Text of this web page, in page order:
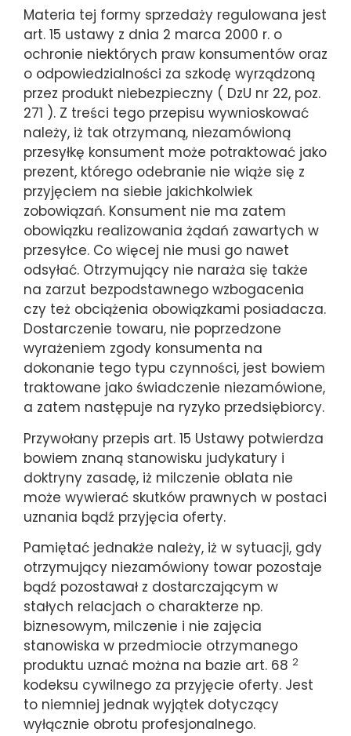
Materia tej formy sprzedaży regulowana jest
art. 15 ustawy z dnia 2 marca 2000 r. o
ochronie niektórych praw konsumentów oraz
o odpowiedzialności za szkodę wyrządzoną
przez produkt niebezpieczny ( DzU nr 22, poz.
271 ). Z treści tego przepisu wywnioskować
należy, iż tak otrzymaną, niezamówioną
przesyłkę konsument może potraktować jako
prezent, którego odebranie nie wiąże się z
przyjęciem na siebie jakichkolwiek
zobowiązań. Konsument nie ma zatem
obowiązku realizowania żądań zawartych w
przesyłce. Co więcej nie musi go nawet
odsyłać. Otrzymujący nie naraża się także
na zarzut bezpodstawnego wzbogacenia
czy też obciążenia obowiązkami posiadacza.
Dostarczenie towaru, nie poprzedzone
wyrażeniem zgody konsumenta na
dokonanie tego typu czynności, jest bowiem
traktowane jako świadczenie niezamówione,
a zatem następuje na ryzyko przedsiębiorcy.
Przywołany przepis art. 15 Ustawy potwierdza
bowiem znaną stanowisku judykatury i
doktryny zasadę, iż milczenie oblata nie
może wywierać skutków prawnych w postaci
uznania bądź przyjęcia oferty.
Pamiętać jednakże należy, iż w sytuacji, gdy
otrzymujący niezamówiony towar pozostaje
bądź pozostawał z dostarczającym w
stałych relacjach o charakterze np.
biznesowym, milczenie i nie zajęcia
stanowiska w przedmiocie otrzymanego
produktu uznać można na bazie art. 68 2
kodeksu cywilnego za przyjęcie oferty. Jest
to niemniej jednak wyjątek dotyczący
wyłącznie obrotu profesjonalnego.